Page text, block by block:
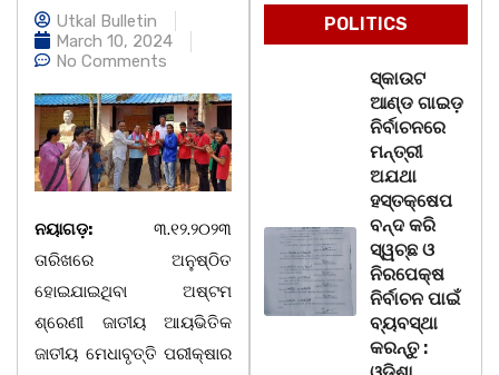
Utkal Bulletin
March 10, 2024
No Comments
ନୟାଗଡ଼: ୩.୧୨.୨୦୨୩
ତାରିଖରେ ଅନୁଷ୍ଠିତ
ହୋଇଯାଇଥିବା ଅଷ୍ଟମ
ଶ୍ରେଣୀ ଜାତୀୟ ଆୟଭିତିକ
ଜାତୀୟ ମେଧାବୃତ୍ତି ପରୀକ୍ଷାର
POLITICS
ସ୍କାଉଟ
ଆଣ୍ଡ ଗାଇଡ଼
ନିର୍ବାଚନରେ
ମନ୍ତ୍ରୀ
ଅଯଥା
ହସ୍ତକ୍ଷେପ
ବନ୍ଦ କରି
ସ୍ୱଚ୍ଛ ଓ
ନିରପେକ୍ଷ
ନିର୍ବାଚନ ପାଇଁ
ବ୍ୟବସ୍ଥା
କରନ୍ତୁ :